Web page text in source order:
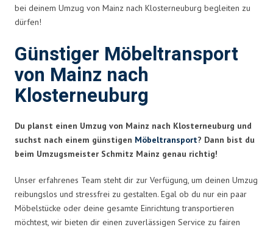
bei deinem Umzug von Mainz nach Klosterneuburg begleiten zu
dürfen!
Günstiger Möbeltransport
von Mainz nach
Klosterneuburg
Du planst einen Umzug von Mainz nach Klosterneuburg und
suchst nach einem günstigen Möbeltransport? Dann bist du
beim Umzugsmeister Schmitz Mainz genau richtig!
Unser erfahrenes Team steht dir zur Verfügung, um deinen Umzug
reibungslos und stressfrei zu gestalten. Egal ob du nur ein paar
Möbelstücke oder deine gesamte Einrichtung transportieren
möchtest, wir bieten dir einen zuverlässigen Service zu fairen